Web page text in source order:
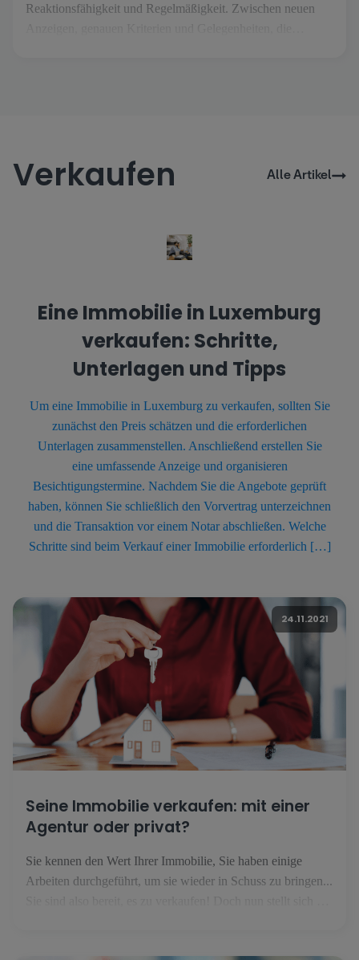
Reaktionsfähigkeit und Regelmäßigkeit. Zwischen neuen
Verkaufen Alle Artikel
Eine Immobilie in Luxemburg
verkaufen: Schritte,
Unterlagen und Tipps
Um eine Immobilie in Luxemburg zu verkaufen, sollten Sie
zunächst den Preis schätzen und die erforderlichen
Unterlagen zusammenstellen. Anschließend erstellen Sie
eine umfassende Anzeige und organisieren
Besichtigungstermine. Nachdem Sie die Angebote geprüft
haben, können Sie schließlich den Vorvertrag unterzeichnen
und die Transaktion vor einem Notar abschließen. Welche
Schritte sind beim Verkauf einer Immobilie erforderlich […]
24.11.2021
Seine Immobilie verkaufen: mit einer
Agentur oder privat?
Sie kennen den Wert Ihrer Immobilie, Sie haben einige
Arbeiten durchgeführt, um sie wieder in Schuss zu bringen...